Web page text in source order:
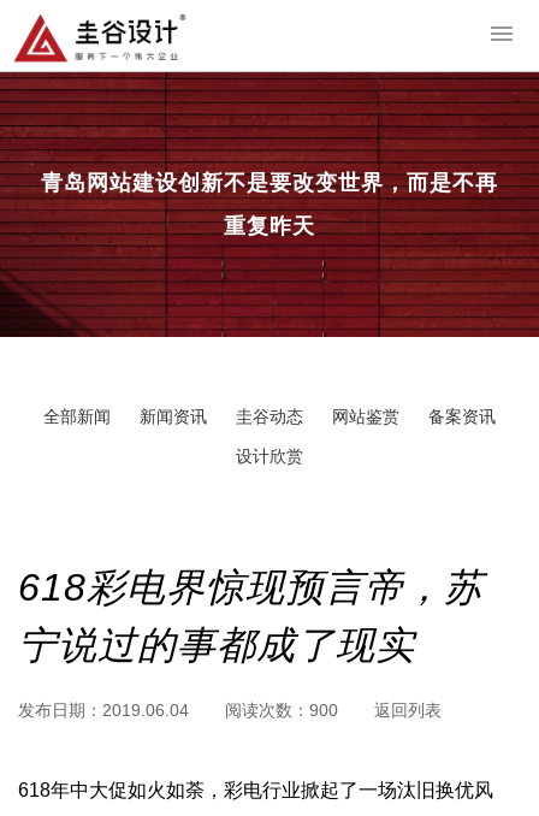
青岛网站建设创新不是要改变世界，而是不再
重复昨天
全部新闻 新闻资讯 圭谷动态 网站鉴赏 备案资讯
设计欣赏
618彩电界惊现预言帝，苏
宁说过的事都成了现实
发布日期： 2019.06.04 阅读次数： 900 返回列表
618年中大促如火如荼，彩电行业掀起了一场汰旧换优风